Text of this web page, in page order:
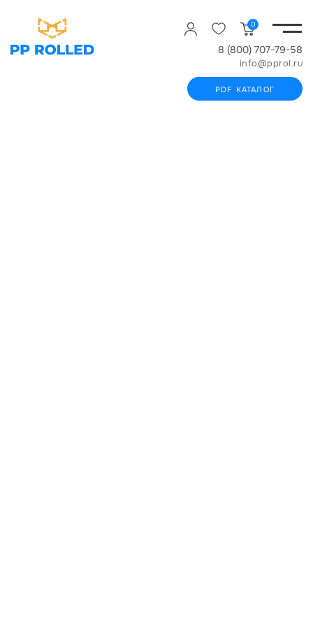
0
8 (800) 707-79-58
info@pprol.ru
PDF КАТАЛОГ